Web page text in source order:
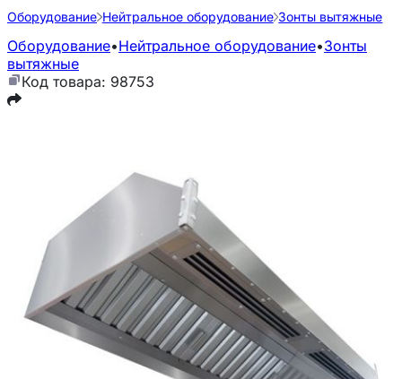
Оборудование Нейтральное оборудование Зонты вытяжные
Оборудование•Нейтральное оборудование•Зонты
вытяжные
Код товара: 98753